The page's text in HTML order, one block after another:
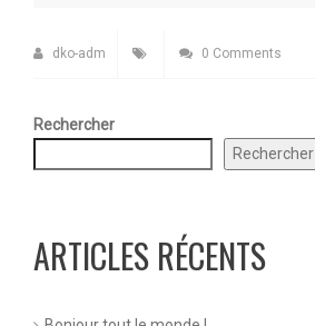
dko-adm 0 Comments
Rechercher
Rechercher
ARTICLES RÉCENTS